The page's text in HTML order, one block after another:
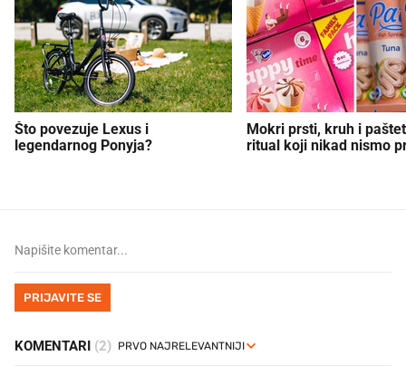
Što povezuje Lexus i
legendarnog Ponyja?
Mokri prsti, kruh i
ritual koji nikad nismo
PRIJAVITE SE
KOMENTARI (2)